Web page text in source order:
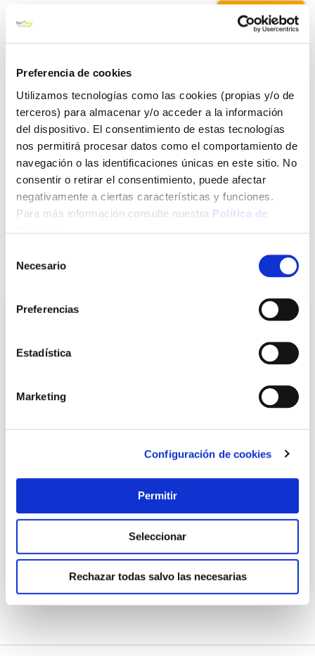
Preferencia de cookies
Utilizamos tecnologías como las cookies (propias y/o de
terceros) para almacenar y/o acceder a la información
del dispositivo. El consentimiento de estas tecnologías
nos permitirá procesar datos como el comportamiento de
navegación o las identificaciones únicas en este sitio. No
consentir o retirar el consentimiento, puede afectar
negativamente a ciertas características y funciones.
Para más información consulte nuestra Política de
Necesario
Preferencias
Estadística
Marketing
Configuración de cookies
Permitir
Seleccionar
Rechazar todas salvo las necesarias
49,60 €
Click&Collect - Recogida gratis
en nuestras tiendas
Envío a domicilio:
5 días hábiles
+ INFO
Varilla roscada din976 5.6 cincada m6 100uds varosa
Varosa
58,06 €
Añadir al carrito